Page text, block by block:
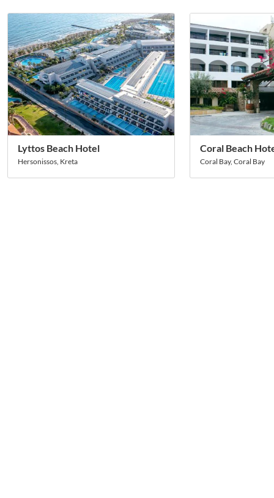
Lyttos Beach Hotel
Hersonissos, Kreta
Coral Beach
Coral Bay, Coral Bay